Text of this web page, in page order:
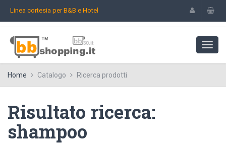
Linea cortesia per B&B e Hotel
Home Catalogo Ricerca prodotti
Risultato ricerca:
shampoo